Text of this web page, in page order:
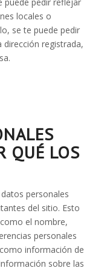
locales o
se te puede pedir
dirección registrada,
QUÉ LOS
personales
del sitio. Esto
el nombre,
personales
información de
sobre las